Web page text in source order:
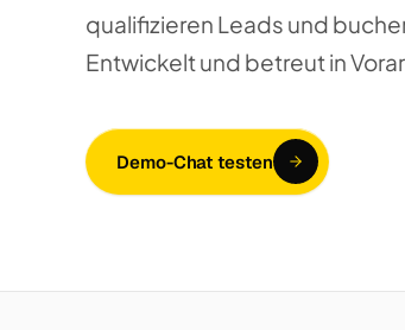
qualifizieren Leads und
Entwickelt und betreut in
Demo-Chat testen